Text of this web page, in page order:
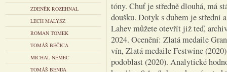
ZDENĚK ROZEHNAL
LECH MALYSZ
ROMAN TOMEK
TOMÁŠ BEČICA
MICHAL NĚMEC
TOMÁŠ BENDA
tóny. Chuť je středně dlouhá, má
doušku. Dotyk s dubem je střední
Lahev můžete otevřít již teď,
2024. Ocenění: Zlatá medaile
vín, Zlatá medaile Festwine
podoblast (2020). Analytické